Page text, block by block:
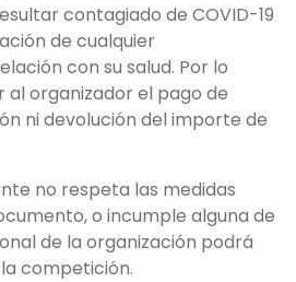
contagiado de COVID-19
de cualquier
con su salud. Por lo
organizador el pago de
ni devolución del importe de
no respeta las medidas
o incumple alguna de
de la organización podrá
competición.